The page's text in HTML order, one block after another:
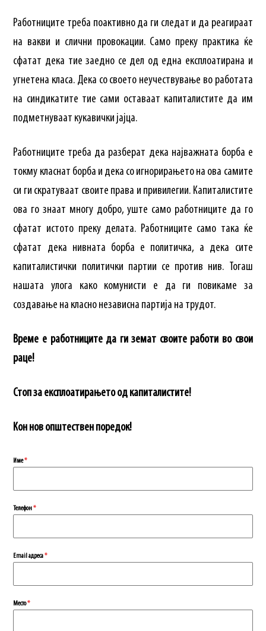
Работниците треба поактивно да ги следат и да реагираат
на вакви и слични провокации. Само преку практика ќе
сфатат дека тие заедно се дел од една експлоатирана и
угнетена класа. Дека со своето неучествување во работата
на синдикатите тие сами оставаат капиталистите да им
подметнуваат кукавички јајца.
Работниците треба да разберат дека најважната борба е
токму класнат борба и дека со игнорирањето на ова самите
си ги скратуваат своите права и привилегии. Капиталистите
ова го знаат многу добро, уште само работниците да го
сфатат истото преку делата. Работниците само така ќе
сфатат дека нивната борба е политичка, а дека сите
капиталистички политички партии се против нив. Тогаш
нашата улога како комунисти е да ги повикаме за
создавање на класно независна партија на трудот.
Време е работниците да ги земат своите работи во свои
раце!
Стоп за експлоатирањето од капиталистите!
Кон нов општествен поредок!
Име*
Телефон*
Еmail адреса*
Место*